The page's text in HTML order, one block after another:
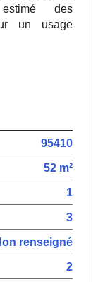
estimé des
un usage
95410
52 m²
1
3
renseigné
2